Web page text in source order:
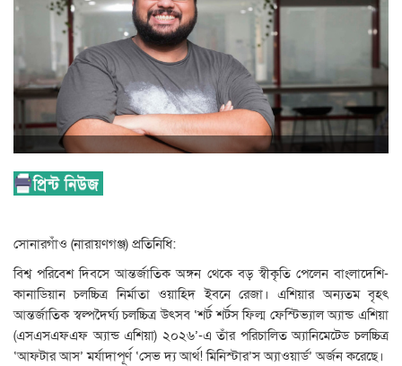
সোনারগাঁও (নারায়ণগঞ্জ) প্রতিনিধি:
বিশ্ব পরিবেশ দিবসে আন্তর্জাতিক অঙ্গন থেকে বড় স্বীকৃতি পেলেন বাংলাদেশি-
কানাডিয়ান চলচ্চিত্র নির্মাতা ওয়াহিদ ইবনে রেজা। এশিয়ার অন্যতম বৃহৎ
আন্তর্জাতিক স্বল্পদৈর্ঘ্য চলচ্চিত্র উৎসব ‘শর্ট শর্টস ফিল্ম ফেস্টিভ্যাল অ্যান্ড এশিয়া
(এসএসএফএফ অ্যান্ড এশিয়া) ২০২৬’-এ তাঁর পরিচালিত অ্যানিমেটেড চলচ্চিত্র
‘আফটার আস’ মর্যাদাপূর্ণ ‘সেভ দ্য আর্থ! মিনিস্টার’স অ্যাওয়ার্ড’ অর্জন করেছে।